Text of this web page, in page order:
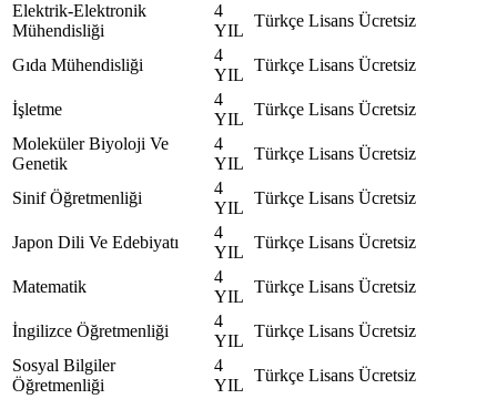
Elektrik-Elektronik
Mühendisliği
4
YIL
Türkçe Lisans Ücretsiz
Gıda Mühendisliği
4
YIL
Türkçe Lisans Ücretsiz
İşletme
4
YIL
Türkçe Lisans Ücretsiz
Moleküler Biyoloji Ve
Genetik
4
YIL
Türkçe Lisans Ücretsiz
Sinif Öğretmenliği
4
YIL
Türkçe Lisans Ücretsiz
Japon Dili Ve Edebiyatı
4
YIL
Türkçe Lisans Ücretsiz
Matematik
4
YIL
Türkçe Lisans Ücretsiz
İngilizce Öğretmenliği
4
YIL
Türkçe Lisans Ücretsiz
Sosyal Bilgiler
Öğretmenliği
4
YIL
Türkçe Lisans Ücretsiz